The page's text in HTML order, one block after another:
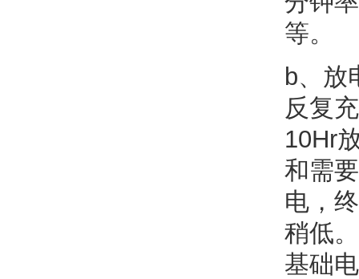
等。
b、放
反复
10Hr
和需
电，
稍低
基础